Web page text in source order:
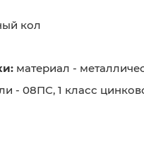
кол
материал -
- 08ПС, 1 класс